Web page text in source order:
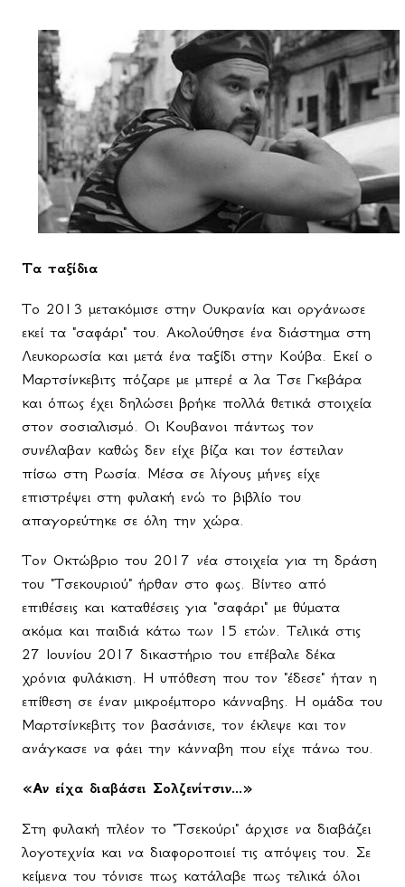
Τα ταξίδια
Το 2013 μετακόμισε στην Ουκρανία και οργάνωσε
εκεί τα "σαφάρι" του. Ακολούθησε ένα διάστημα στη
Λευκορωσία και μετά ένα ταξίδι στην Κούβα. Εκεί ο
Μαρτσίνκεβιτς πόζαρε με μπερέ α λα Τσε Γκεβάρα
και όπως έχει δηλώσει βρήκε πολλά θετικά στοιχεία
στον σοσιαλισμό. Οι Κουβανοι πάντως τον
συνέλαβαν καθώς δεν είχε βίζα και τον έστειλαν
πίσω στη Ρωσία. Μέσα σε λίγους μήνες είχε
επιστρέψει στη φυλακή ενώ το βιβλίο του
απαγορεύτηκε σε όλη την χώρα.
Τον Οκτώβριο του 2017 νέα στοιχεία για τη δράση
του "Τσεκουριού" ήρθαν στο φως. Βίντεο από
επιθέσεις και καταθέσεις για "σαφάρι" με θύματα
ακόμα και παιδιά κάτω των 15 ετών. Τελικά στις
27 Ιουνίου 2017 δικαστήριο του επέβαλε δέκα
χρόνια φυλάκιση. Η υπόθεση που τον "έδεσε" ήταν η
επίθεση σε έναν μικροέμπορο κάνναβης. Η ομάδα του
Μαρτσίνκεβιτς τον βασάνισε, τον έκλεψε και τον
ανάγκασε να φάει την κάνναβη που είχε πάνω του.
«Αν είχα διαβάσει Σολζενίτσιν...»
Στη φυλακή πλέον το "Τσεκούρι" άρχισε να διαβάζει
λογοτεχνία και να διαφοροποιεί τις απόψεις του. Σε
κείμενα του τόνισε πως κατάλαβε πως τελικά όλοι